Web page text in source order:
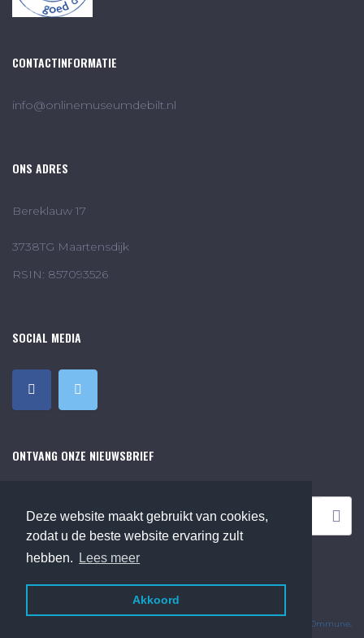
Deze website maakt gebruikt van cookies,
zodat u de beste website ervaring zult
hebben.
Lees meer
Akkoord
CONTACTINFORMATIE
info@onlinemuseumdebilt.nl
ONS ADRES
Bereklauw 17
3738TG Maartensdijk
RSIN: 857093526
SOCIAL MEDIA
ONTVANG ONZE NIEUWSBRIEF
©2018 Online Museum de Bilt. Alle rechten voorbehouden.
Ommune